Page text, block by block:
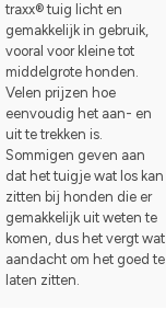
traxx® tuig licht en
gemakkelijk in gebruik,
vooral voor kleine tot
middelgrote honden.
Velen prijzen hoe
eenvoudig het aan- en
uit te trekken is.
Sommigen geven aan
dat het tuigje wat los kan
zitten bij honden die er
gemakkelijk uit weten te
komen, dus het vergt wat
aandacht om het goed te
laten zitten.